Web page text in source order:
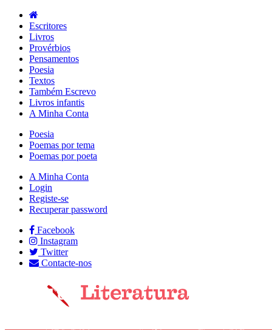
Escritores
Livros
Provérbios
Pensamentos
Poesia
Textos
Também Escrevo
Livros infantis
A Minha Conta
Poesia
Poemas por tema
Poemas por poeta
A Minha Conta
Login
Registe-se
Recuperar password
Facebook
Instagram
Twitter
Contacte-nos